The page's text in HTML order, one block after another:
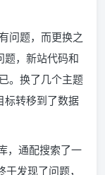
问题，而更换之
题，新站代码和
。换了几个主题
标转移到了数据
，通配搜索了一
发现了问题，